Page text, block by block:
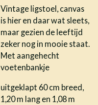
Vintage ligstoel, canvas
is hier en daar wat sleets,
maar gezien de leeftijd
zeker nog in mooie staat.
Met aangehecht
voetenbankje
uitgeklapt 60 cm breed,
1,20 m lang en 1,08 m